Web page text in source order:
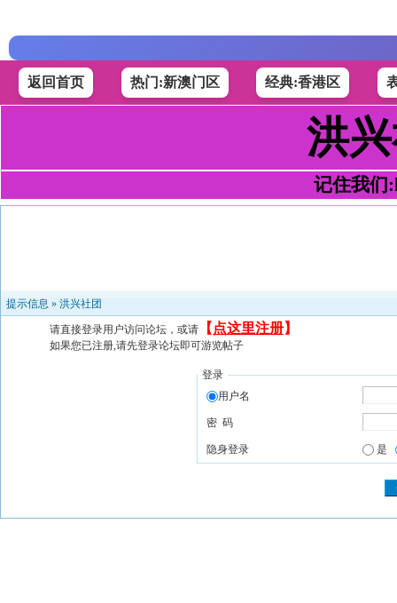
返回首页 热门:新澳门区 经典:香港区
洪
记住我们
提示信息 » 洪兴社团
请直接登录用户访问论坛，或请 【 点这里注册】
如果您已注册,请先登录论坛即可游览帖子
登录
用户名
密 码
隐身登录 是